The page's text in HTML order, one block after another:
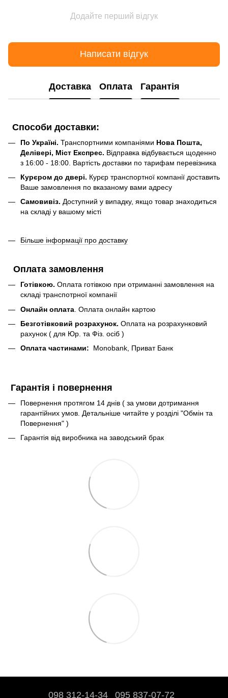
Додайте перший відгук
Написати відгук
Доставка Оплата Гарантія
Способи доставки:
По Україні. Транспортними компаніями Нова Пошта,
Делівері, Міст Експрес. Відправка відбувається щоденно
з 16:00 - 18:00. Вартість доставки по тарифам перевізника
Курєром до двері. Курєр транспортної компанії доставить
Ваше замовлення по вказаному вами адресу
Самовивіз. Доступний у випадку, якщо товар знаходиться
на складі у вашому місті
Більше інформації про доставку
Оплата замовлення
Готівкою. Оплата готівкою при отриманні замовлення на
складі транспотрної компанії
Онлайн оплата . Оплата онлайн картою
Безготівковий розрахунок. Оплата на розрахунковий
рахунок ( для Юр. та Фіз. осіб )
Оплата частинами: Monobank, Приват Банк
Гарантія і повернення
Повернення протягом 14 днів ( за умови дотримання
гарантійних умов. Детальніше читайте у розділі "Обмін та
Повернення" )
Гарантія від виробника на заводський брак
098 312-14-34 095 837-07-72